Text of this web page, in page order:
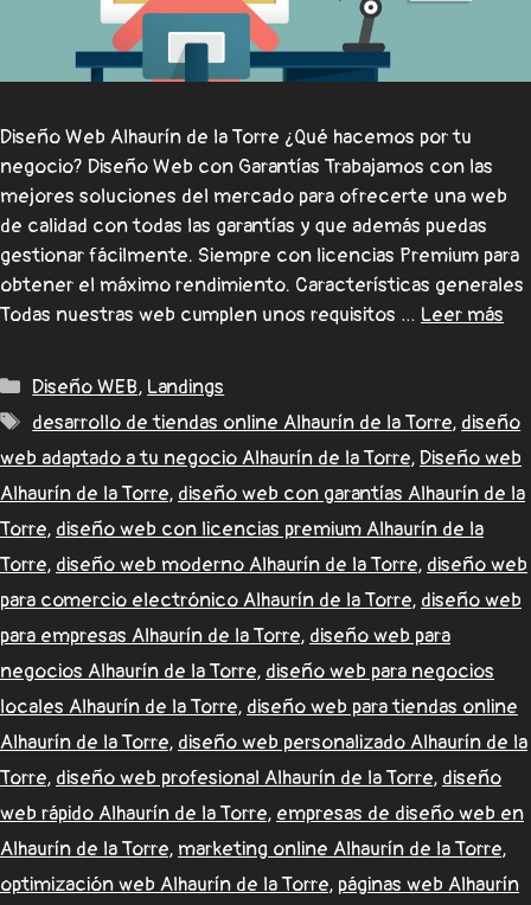
Diseño Web Alhaurín de la Torre ¿Qué hacemos por tu
negocio? Diseño Web con Garantías Trabajamos con las
mejores soluciones del mercado para ofrecerte una web
de calidad con todas las garantías y que además puedas
gestionar fácilmente. Siempre con licencias Premium para
obtener el máximo rendimiento. Características generales
Todas nuestras web cumplen unos requisitos … Leer más
Diseño WEB, Landings
desarrollo de tiendas online Alhaurín de la Torre, diseño
web adaptado a tu negocio Alhaurín de la Torre,Diseño web
Alhaurín de la Torre, diseño web con garantías Alhaurín de la
Torre, diseño web con licencias premium Alhaurín de la
Torre, diseño web moderno Alhaurín de la Torre, diseño web
para comercio electrónico Alhaurín de la Torre, diseño web
para empresas Alhaurín de la Torre, diseño web para
negocios Alhaurín de la Torre, diseño web para negocios
locales Alhaurín de la Torre, diseño web para tiendas online
Alhaurín de la Torre, diseño web personalizado Alhaurín de la
Torre, diseño web profesional Alhaurín de la Torre, diseño
web rápido Alhaurín de la Torre, empresas de diseño web en
Alhaurín de la Torre, marketing online Alhaurín de la Torre,
optimización web Alhaurín de la Torre, páginas web Alhaurín